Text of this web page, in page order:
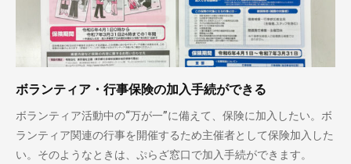
ボランティア・行事保険の加入手続ができる
ボランティア活動中の“万が一”に備えて、保険に加入したい。ボ
ランティア関連の行事を開催するため主催者として保険加入した
い。そのようなときは、ぷらざ窓口で加入手続ができます。